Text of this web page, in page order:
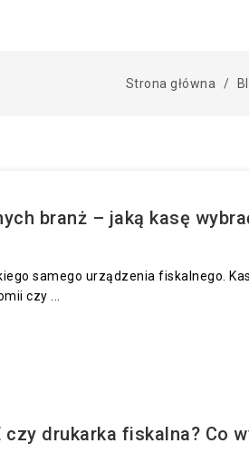
Strona główna
branż – jaką kasę
samego urządzenia fiskalnego.
czy ...
czy drukarka fiskalna? Co